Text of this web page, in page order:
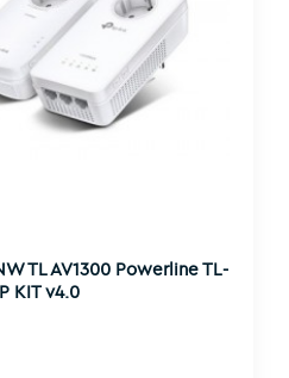
TL AV1300 Powerline TL-
KIT v4.0